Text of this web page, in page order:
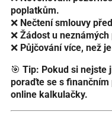
poplatkům.
❌ Nečtení smlouvy
❌ Žádost u
❌ Půjčování více, než
🎯 Tip: Pokud si nejste
poraďte se s
online kalkulačky.